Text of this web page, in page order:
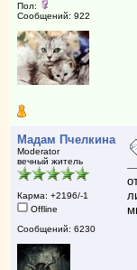
Пол:
Сообщений: 922
Мадам Пчелкина
Moderator
вечный житель
Карма: +2196/-1
Offline
Сообщений: 6230